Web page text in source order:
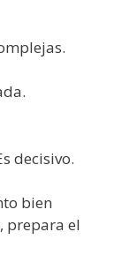
decisivo.
bien
prepara el